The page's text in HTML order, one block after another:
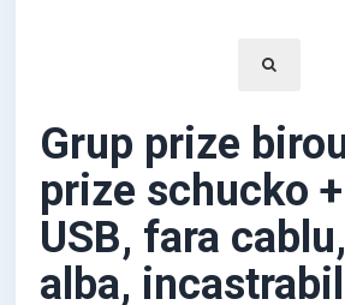
Grup prize
prize schucko
USB, fara
alba,